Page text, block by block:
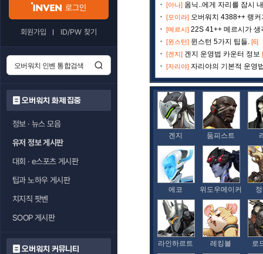
로그인
회원가입 ID/PW 찾기
오버워치 화제 집중
정보 · 뉴스 모음
유저 정보 게시판
대회 · e스포츠 게시판
팁과 노하우 게시판
치지직 팟벤
SOOP 게시판
오버워치 커뮤니티
[아나] 옴닉..에게 자리를 잠시
[모이라] 오버워치 4388++ 랭
[메르시] 22S 41++ 메르시가
[윈스턴] 윈스턴 5가지 팁들. [6]
[겐지] 겐지 운영법 카운터 정보
[자리야] 자리야의 기본적 운영
겐지 둠피스트
에코 위도우메이커
라인하르트 레킹볼 로